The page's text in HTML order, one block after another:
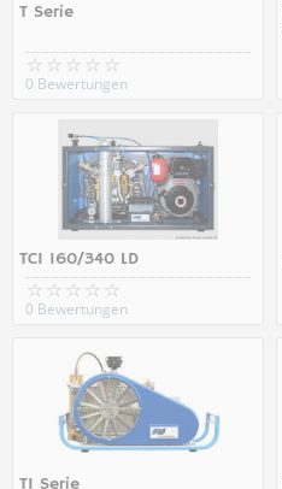
T Serie
0 Bewertungen
TCI 160/340 LD
0 Bewertungen
TI Serie